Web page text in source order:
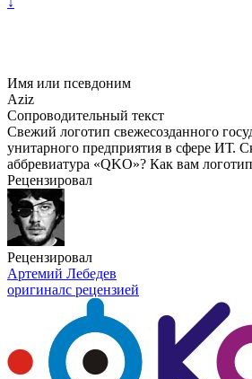
Имя или псевдоним
Aziz
Сопроводительный текст
Свежий логотип свежесозданного
унитарного предприятия в сфере ИТ.
аббревиатура «QKO»? Как вам
Рецензировал
Рецензировал
Артемий Лебедев
оригиналс рецензией